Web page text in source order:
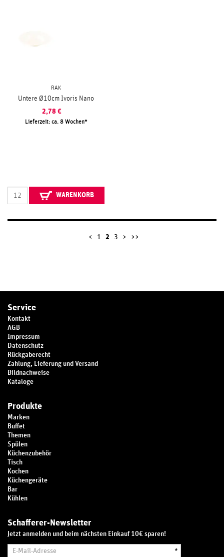
RAK
Untere Ø10cm Ivoris Nano
2,78 €
Lieferzeit: ca. 8 Wochen
WARENKORB
< 1 2 3 > >>
Service
Kontakt
AGB
Impressum
Datenschutz
Rückgaberecht
Zahlung, Lieferung und Versand
Bildnachweise
Kataloge
Produkte
Marken
Buffet
Themen
Spülen
Küchenzubehör
Tisch
Kochen
Küchengeräte
Bar
Kühlen
Schafferer-Newsletter
Jetzt anmelden und beim nächsten Einkauf 10€ sparen!
*